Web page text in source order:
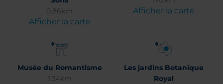
0.86km
Afficher la carte
Afficher la carte
Musée du Romantisme
1.34km
Les jardins Botanique
Royal